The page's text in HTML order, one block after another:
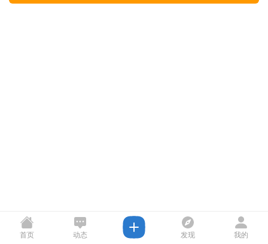
首页 动态 发现 我的